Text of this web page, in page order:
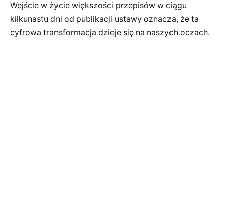
Wejście w życie większości przepisów w ciągu
kilkunastu dni od publikacji ustawy oznacza, że ta
cyfrowa transformacja dzieje się na naszych oczach.